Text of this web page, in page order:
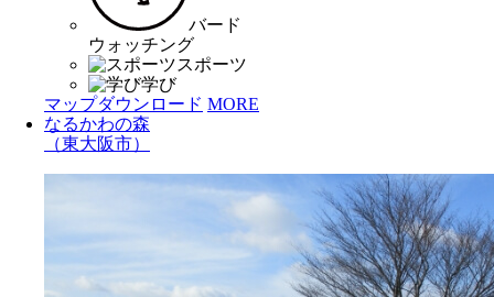
バード
ウォッチング
スポーツ
学び
マップダウンロード MORE
なるかわの森
（東大阪市）